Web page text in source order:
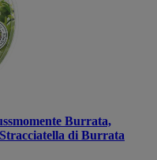
Burrata,
di Burrata